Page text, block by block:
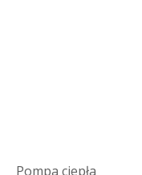
Pompa ciepła